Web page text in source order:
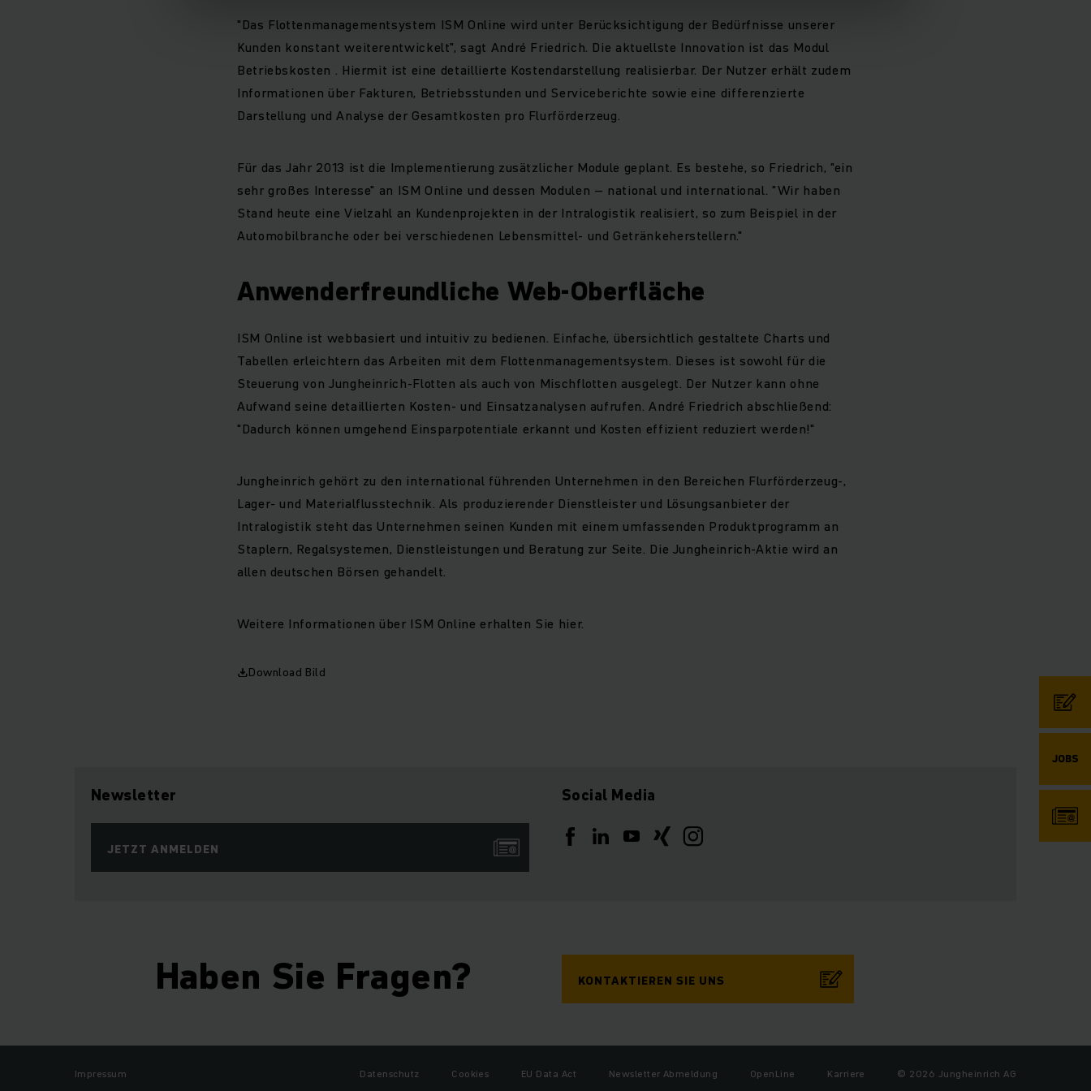
"Das Flottenmanagementsystem ISM Online wird unter Berücksichtigung der Bedürfnisse unserer
Kunden konstant weiterentwickelt", sagt André Friedrich. Die aktuellste Innovation ist das Modul
Betriebskosten . Hiermit ist eine detaillierte Kostendarstellung realisierbar. Der Nutzer erhält zudem
Informationen über Fakturen, Betriebsstunden und Serviceberichte sowie eine differenzierte
Darstellung und Analyse der Gesamtkosten pro Flurförderzeug.
Für das Jahr 2013 ist die Implementierung zusätzlicher Module geplant. Es bestehe, so Friedrich, "ein
sehr großes Interesse" an ISM Online und dessen Modulen – national und international. "Wir haben
Stand heute eine Vielzahl an Kundenprojekten in der Intralogistik realisiert, so zum Beispiel in der
Automobilbranche oder bei verschiedenen Lebensmittel- und Getränkeherstellern."
Anwenderfreundliche Web-Oberfläche
ISM Online ist webbasiert und intuitiv zu bedienen. Einfache, übersichtlich gestaltete Charts und
Tabellen erleichtern das Arbeiten mit dem Flottenmanagementsystem. Dieses ist sowohl für die
Steuerung von Jungheinrich-Flotten als auch von Mischflotten ausgelegt. Der Nutzer kann ohne
Aufwand seine detaillierten Kosten- und Einsatzanalysen aufrufen. André Friedrich abschließend:
"Dadurch können umgehend Einsparpotentiale erkannt und Kosten effizient reduziert werden!"
Jungheinrich gehört zu den international führenden Unternehmen in den Bereichen Flurförderzeug-,
Lager- und Materialflusstechnik. Als produzierender Dienstleister und Lösungsanbieter der
Intralogistik steht das Unternehmen seinen Kunden mit einem umfassenden Produktprogramm an
Staplern, Regalsystemen, Dienstleistungen und Beratung zur Seite. Die Jungheinrich-Aktie wird an
allen deutschen Börsen gehandelt.
Weitere Informationen über ISM Online erhalten Sie hier.
Download Bild
Newsletter
JETZT ANMELDEN
Social Media
Haben Sie Fragen? KONTAKTIEREN SIE UNS
Impressum Datenschutz Cookies EU Data Act Newsletter Abmeldung OpenLine Karriere © 2026 Jungheinrich AG